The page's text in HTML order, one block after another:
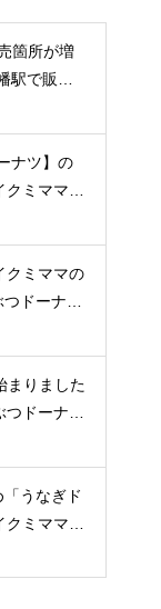
箇所が増
駅で販
ぶつドー
ナツ】の
クミママの
クミママの
ドーナツ
まりました
ドーナツ
うなぎド
クミママの